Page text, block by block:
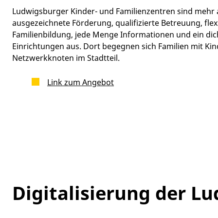
Ludwigsburger Kinder- und Familienzentren sind
ausgezeichnete Förderung, qualifizierte Betreuung,
Familienbildung, jede Menge Informationen und ein
Einrichtungen aus. Dort begegnen sich Familien mit
Netzwerkknoten im Stadtteil.
Link zum Angebot
Digitalisierung der